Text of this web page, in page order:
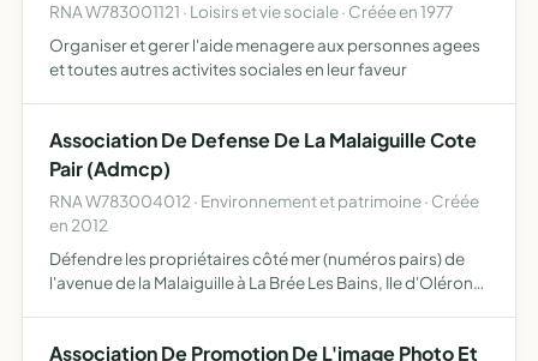
RNA W783001121 · Loisirs et vie sociale · Créée en 1977
Organiser et gerer l'aide menagere aux personnes agees
et toutes autres activites sociales en leur faveur
Association De Defense De La Malaiguille Cote
Pair (Admcp)
RNA W783004012 · Environnement et patrimoine · Créée
en 2012
Défendre les propriétaires côté mer (numéros pairs) de
l'avenue de la Malaiguille à La Brée Les Bains, Ile d'Oléron
Association De Promotion De L'image Photo Et